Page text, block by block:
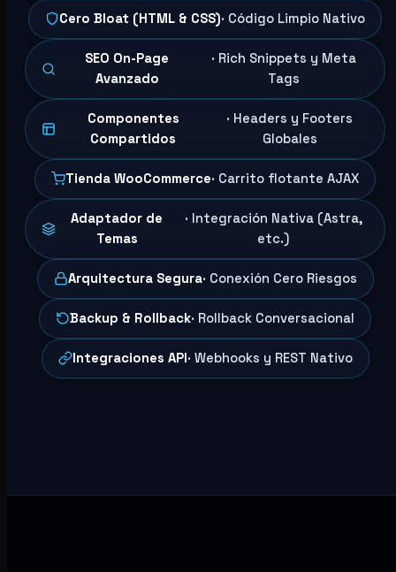
Cero Bloat (HTML & CSS)· Código Limpio Nativo
SEO On-Page
Avanzado
· Rich Snippets y Meta
Tags
Componentes
Compartidos
· Headers y Footers
Globales
Tienda WooCommerce· Carrito flotante AJAX
Adaptador de
Temas
· Integración Nativa (Astra,
etc.)
Arquitectura Segura· Conexión Cero Riesgos
Backup & Rollback· Rollback Conversacional
Integraciones API· Webhooks y REST Nativo